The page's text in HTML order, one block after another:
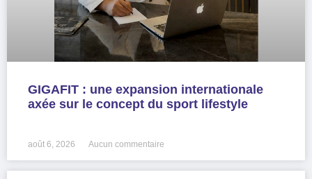
GIGAFIT : une expansion internationale
axée sur le concept du sport lifestyle
août 6, 2026 Aucun commentaire